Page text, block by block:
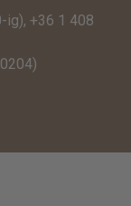
ig), +36 1 408